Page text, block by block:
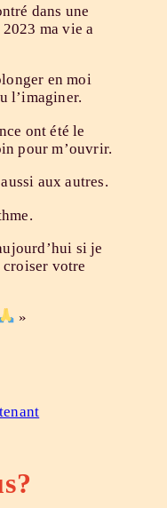
dans une
ma vie a
en moi
l’imaginer.
ont été le
pour m’ouvrir.
aux autres.
si je
croiser votre
»